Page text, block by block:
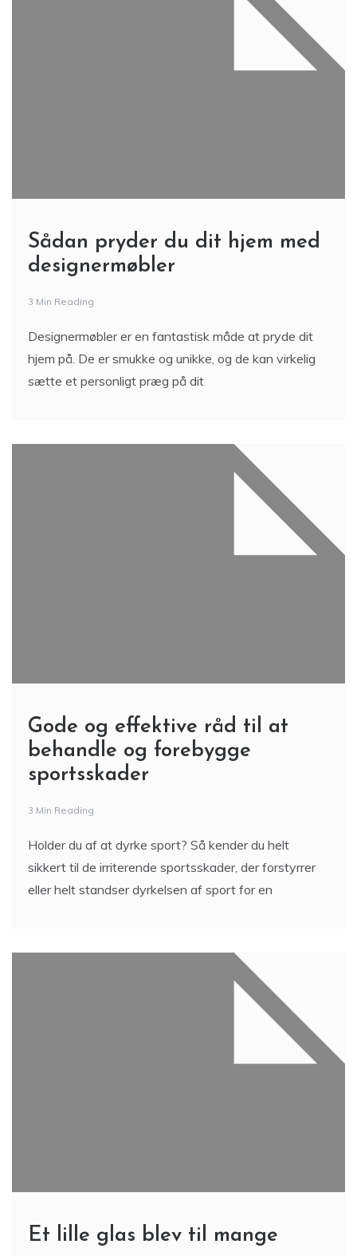
Sådan pryder du dit hjem med
designermøbler
3 Min Reading
Designermøbler er en fantastisk måde at pryde dit
hjem på. De er smukke og unikke, og de kan virkelig
sætte et personligt præg på dit
Gode og effektive råd til at
behandle og forebygge
sportsskader
3 Min Reading
Holder du af at dyrke sport? Så kender du helt
sikkert til de irriterende sportsskader, der forstyrrer
eller helt standser dyrkelsen af sport for en
Et lille glas blev til mange